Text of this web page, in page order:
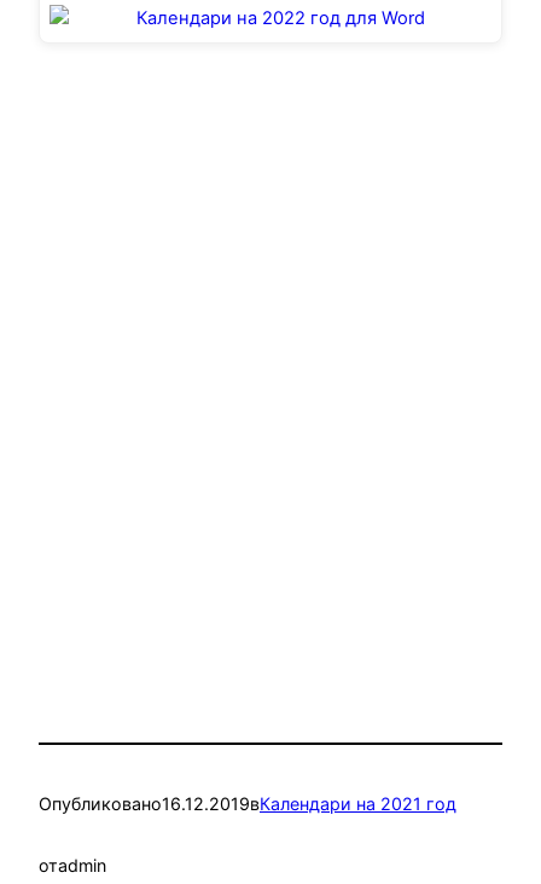
Опубликовано16.12.2019вКалендари на 2021 год
отadmin